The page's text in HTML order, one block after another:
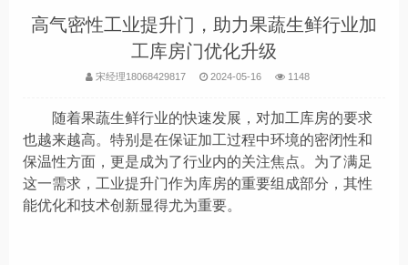
高气密性工业提升门，助力果蔬生鲜行业加
工库房门优化升级
宋经理18068429817 2024-05-16 1148
随着果蔬生鲜行业的快速发展，对加工库房的要求
也越来越高。特别是在保证加工过程中环境的密闭性和
保温性方面，更是成为了行业内的关注焦点。为了满足
这一需求，工业提升门作为库房的重要组成部分，其性
能优化和技术创新显得尤为重要。